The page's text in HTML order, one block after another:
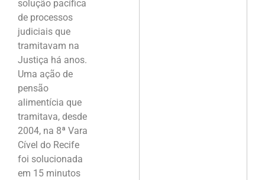
solução pacífica
de processos
judiciais que
tramitavam na
Justiça há anos.
Uma ação de
pensão
alimentícia que
tramitava, desde
2004, na 8ª Vara
Cível do Recife
foi solucionada
em 15 minutos